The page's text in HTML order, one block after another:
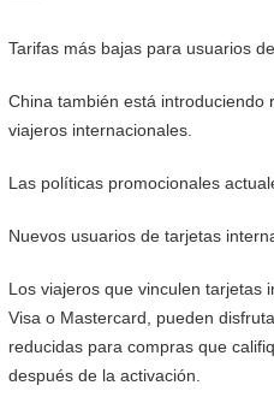
Tarifas más bajas para usuarios
China también está introduciendo
viajeros internacionales.
Las políticas promocionales
Nuevos usuarios de tarjetas
Los viajeros que vinculen tarjetas
Visa o Mastercard, pueden
reducidas para compras que
después de la activación.